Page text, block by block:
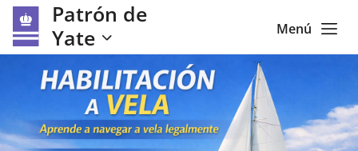
Patrón de
Yate
Menú